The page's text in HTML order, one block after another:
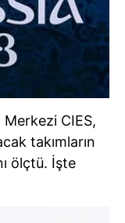
Merkezi CIES,
takımların
ölçtü. İşte